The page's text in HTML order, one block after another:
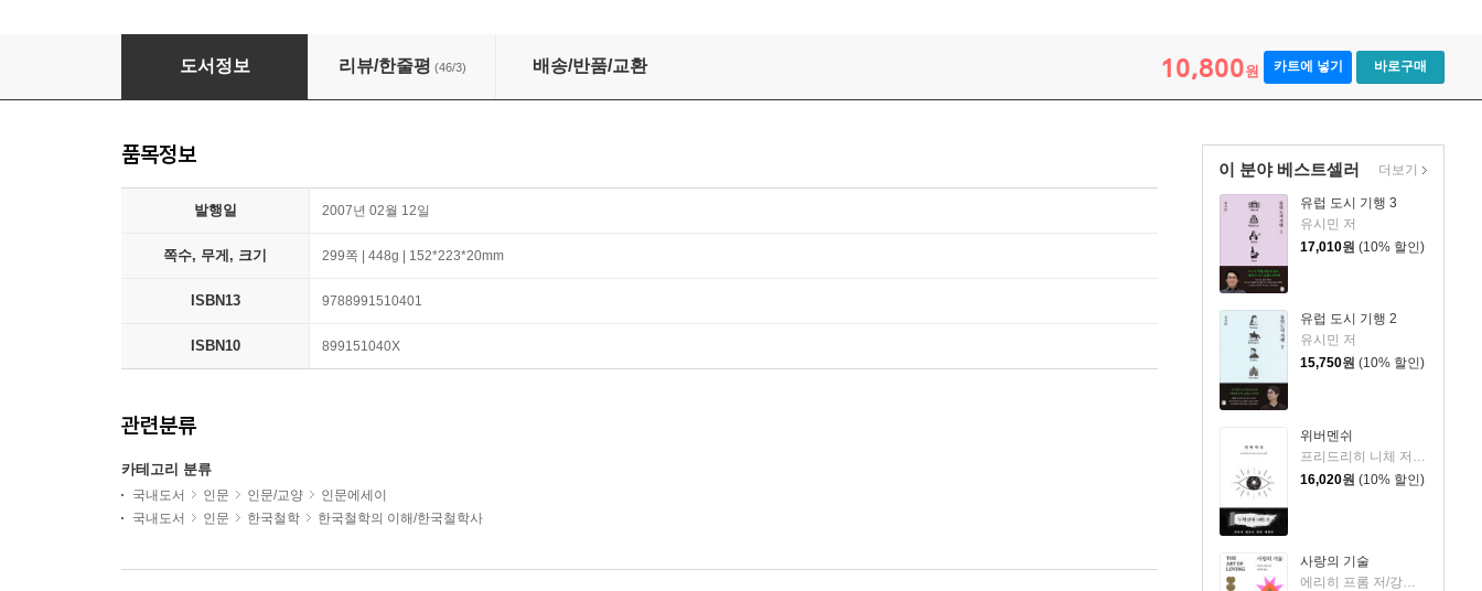
선비답게 산다는 것
도서정보 리뷰/한줄평 (46/3) 배송/반품/교환 10,800원 카트에 넣기 바로구매
이 분야 베스트셀러
유럽 도시 기행 3
유시민 저
17,010원 (10% 할인)
유럽 도시 기행 2
유시민 저
15,750원 (10% 할인)
위버멘쉬
16,020원 (10% 할인)
사랑의 기술
에리히 프롬 저/강주헌 역
더보기
품목정보
발행일 2007년 02월 12일
쪽수, 무게, 크기 299쪽 | 448g | 152*223*20mm
ISBN13 9788991510401
ISBN10 899151040X
관련분류
카테고리 분류
국내도서 인문 인문/교양
인문에세이
국내도서
인문 한국철학 한국철학의 이해/한국철학사